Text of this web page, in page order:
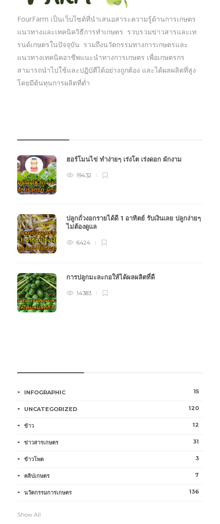
FourFarm เป็นเว็บไซต์ที่นำเสนอสาระความรู้ด้านการเกษตร
แนวทางและเทคนิควิธีการทำเกษตร รวบรวมข่าวสารและเท
รนด์เกษตรในปัจจุบัน รวมถึงนวัตกรรมทางการเกษตรและ
แนวทางเทคนิคอาชีพแนะนำทางการเกษตร เพื่อเกษตรกร
สามารถนำไปใช้และปฏิบัตืได้อย่างถูกต้อง และได้ผลผลิตที่สูง
โดยมีต้นทุนการผลิตที่ต่ำ
ฮอร์โมนไข่ ทำง่ายๆ เร่งโต เร่งดอก ผักงาม
19432
ปลูกถั่วงอกรายได้ดี 1 อาทิตย์ รับเงินเลย ปลูกง่ายๆ
ไม่ต้องดูแล
6424
การปลูกมะละกอให้ได้ผลผลิตที่ดี
14383
INFOGRAPHIC 15
UNCATEGORIZED 120
ข้าว 12
ข่าวสารเกษตร 31
ข้าวโพด 3
คลิปเกษตร 7
นวัตกรรมการเกษตร 136
Show All